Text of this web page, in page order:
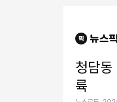
청담동
륙